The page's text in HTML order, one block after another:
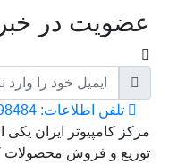
عضویت در
تلفن اطلاعات: 88898484
مرکز کامپیوتر ایران یکی
توزیع و فروش محصولات